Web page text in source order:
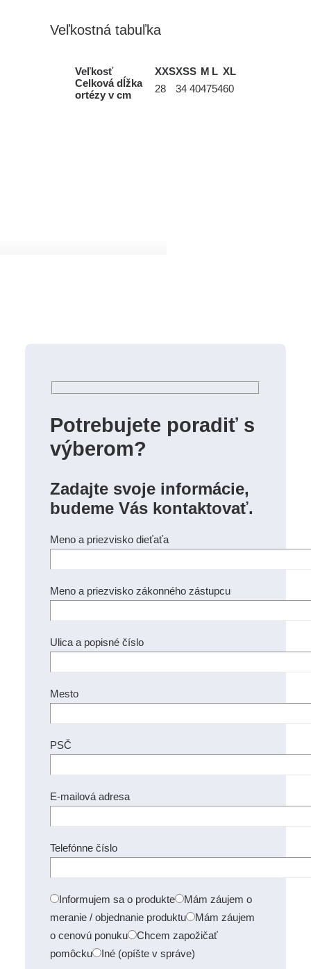
Veľkostná tabuľka
Veľkosť XXSXSS M L XL
Celková dĺžka
ortézy v cm
28 34 40475460
Potrebujete poradiť s
výberom?
Zadajte svoje informácie,
budeme Vás kontaktovať.
Meno a priezvisko dieťaťa
Meno a priezvisko zákonného zástupcu
Ulica a popisné číslo
Mesto
PSČ
E-mailová adresa
Telefónne číslo
Informujem sa o produkte
Mám záujem o
meranie / objednanie produktu
Mám záujem
o cenovú ponuku
Chcem zapožičať
pomôcku
Iné (opíšte v správe)